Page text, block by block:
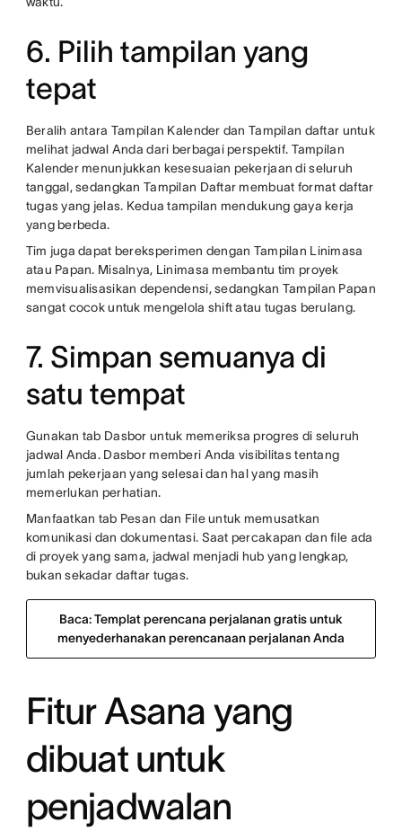
6. Pilih tampilan yang
tepat
Beralih antara Tampilan Kalender dan Tampilan daftar untuk
melihat jadwal Anda dari berbagai perspektif. Tampilan
Kalender menunjukkan kesesuaian pekerjaan di seluruh
tanggal, sedangkan Tampilan Daftar membuat format daftar
tugas yang jelas. Kedua tampilan mendukung gaya kerja
yang berbeda.
Tim juga dapat bereksperimen dengan Tampilan Linimasa
atau Papan. Misalnya, Linimasa membantu tim proyek
memvisualisasikan dependensi, sedangkan Tampilan Papan
sangat cocok untuk mengelola shift atau tugas berulang.
7. Simpan semuanya di
satu tempat
Gunakan tab Dasbor untuk memeriksa progres di seluruh
jadwal Anda. Dasbor memberi Anda visibilitas tentang
jumlah pekerjaan yang selesai dan hal yang masih
memerlukan perhatian.
Manfaatkan tab Pesan dan File untuk memusatkan
komunikasi dan dokumentasi. Saat percakapan dan file ada
di proyek yang sama, jadwal menjadi hub yang lengkap,
bukan sekadar daftar tugas.
Baca: Templat perencana perjalanan gratis untuk
menyederhanakan perencanaan perjalanan Anda
Fitur Asana yang
dibuat untuk
penjadwalan